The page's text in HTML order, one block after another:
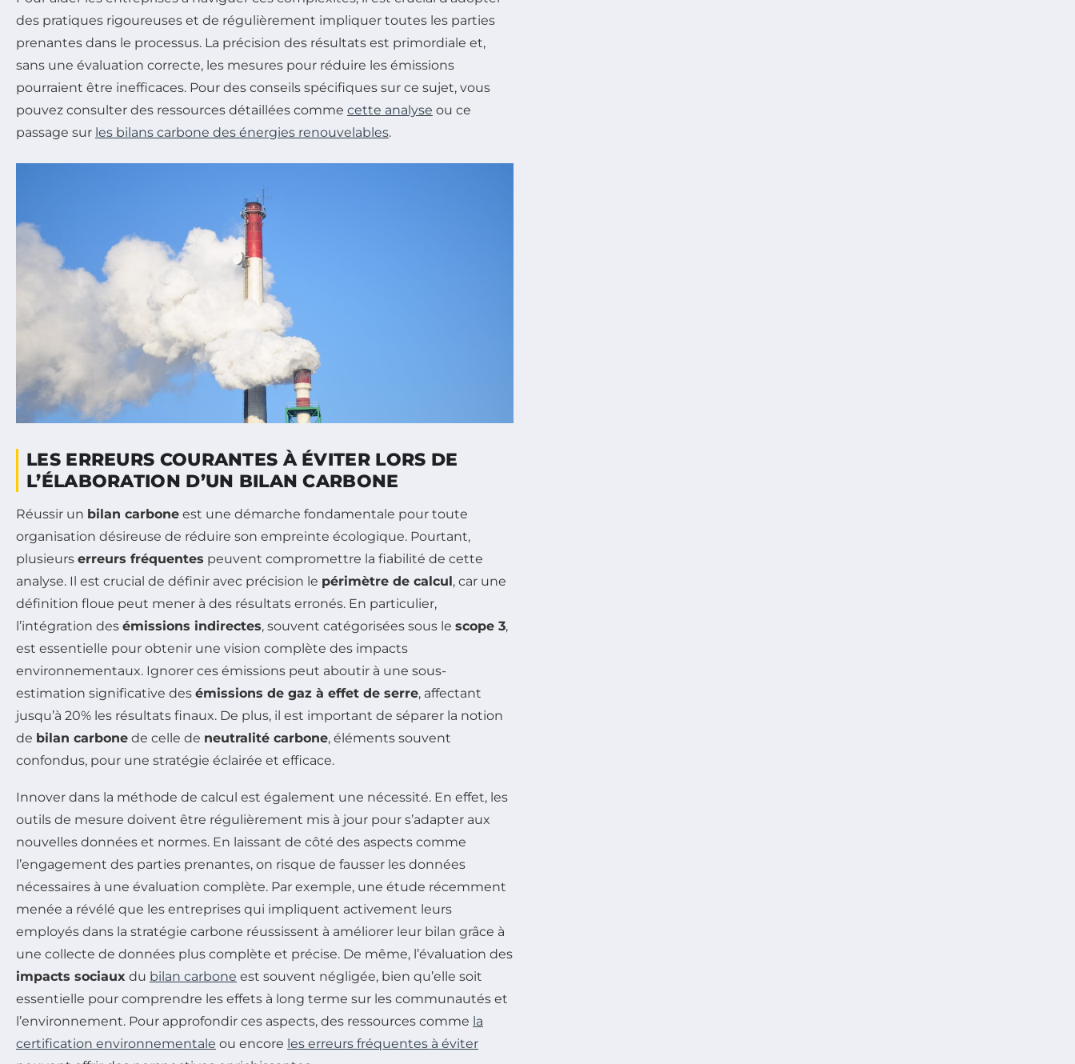
des pratiques rigoureuses et de régulièrement impliquer toutes les parties
prenantes dans le processus. La précision des résultats est primordiale et,
sans une évaluation correcte, les mesures pour réduire les émissions
pourraient être inefficaces. Pour des conseils spécifiques sur ce sujet, vous
pouvez consulter des ressources détaillées comme cette analyse ou ce
passage sur les bilans carbone des énergies renouvelables.
LES ERREURS COURANTES À ÉVITER LORS DE
L’ÉLABORATION D’UN BILAN CARBONE
Réussir un bilan carbone est une démarche fondamentale pour toute
organisation désireuse de réduire son empreinte écologique. Pourtant,
plusieurs erreurs fréquentes peuvent compromettre la fiabilité de cette
analyse. Il est crucial de définir avec précision le périmètre de calcul, car une
définition floue peut mener à des résultats erronés. En particulier,
l’intégration des émissions indirectes, souvent catégorisées sous le scope 3,
est essentielle pour obtenir une vision complète des impacts
environnementaux. Ignorer ces émissions peut aboutir à une sous-
estimation significative des émissions de gaz à effet de serre, affectant
jusqu’à 20% les résultats finaux. De plus, il est important de séparer la notion
de bilan carbone de celle de neutralité carbone, éléments souvent
confondus, pour une stratégie éclairée et efficace.
Innover dans la méthode de calcul est également une nécessité. En effet, les
outils de mesure doivent être régulièrement mis à jour pour s’adapter aux
nouvelles données et normes. En laissant de côté des aspects comme
l’engagement des parties prenantes, on risque de fausser les données
nécessaires à une évaluation complète. Par exemple, une étude récemment
menée a révélé que les entreprises qui impliquent activement leurs
employés dans la stratégie carbone réussissent à améliorer leur bilan grâce à
une collecte de données plus complète et précise. De même, l’évaluation des
impacts sociaux du bilan carbone est souvent négligée, bien qu’elle soit
essentielle pour comprendre les effets à long terme sur les communautés et
l’environnement. Pour approfondir ces aspects, des ressources comme la
certification environnementale ou encore les erreurs fréquentes à éviter